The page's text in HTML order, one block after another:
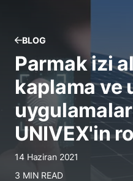
BLOG
Parmak izi
kaplama ve
UNIVEX'in
14 Haziran 2021
3 MIN READ